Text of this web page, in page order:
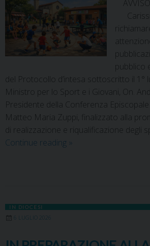
pubblico
del Protocollo d’intesa sottoscritto il 1°
Ministro per lo Sport e i Giovani, On.
Presidente della Conferenza Episcopale
Matteo Maria Zuppi, finalizzato alla
di realizzazione e riqualificazione degli
Continue reading »
IN DIOCESI
6 LUGLIO 2026